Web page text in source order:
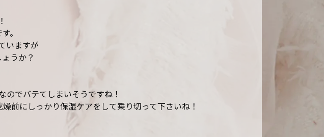
。
いますが
うか？
でバテてしまいそうですね！
前にしっかり保湿ケアをして乗り切って下さいね！